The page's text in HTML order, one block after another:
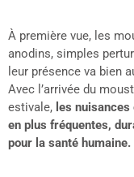
À première vue, les
anodins, simples
leur présence va bien
Avec l’arrivée du
estivale, les
en plus fréquentes,
pour la santé humaine.